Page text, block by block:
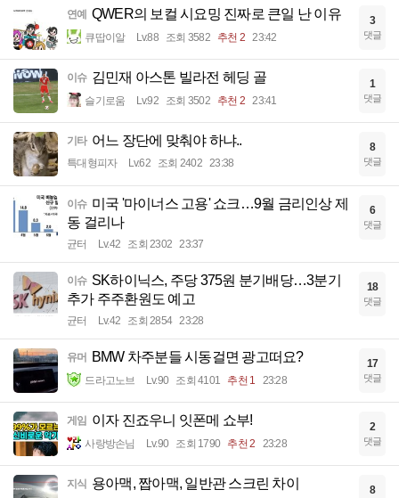
연예 QWER의 보컬 시요밍 진짜로 큰일 난 이유
큐땁이알 Lv.88 조회 3582 추천 2 23:42
3
댓글
이슈 김민재 아스톤 빌라전 헤딩 골
슬기로움 Lv.92 조회 3502 추천 2 23:41
1
댓글
기타 어느 장단에 맞춰야 하냐..
특대형피자 Lv.62 조회 2402 23:38
8
댓글
이슈 미국 '마이너스 고용' 쇼크…9월 금리인상 제
동 걸리나
균터 Lv.42 조회 2302 23:37
6
댓글
이슈 SK하이닉스, 주당 375원 분기배당…3분기
추가 주주환원도 예고
균터 Lv.42 조회 2854 23:28
18
댓글
유머 BMW 차주분들 시동걸면 광고떠요?
드라고노브 Lv.90 조회 4101 추천 1 23:28
17
댓글
게임 이자 진죠우니 잇폰메 쇼부!
사랑방손님 Lv.90 조회 1790 추천 2 23:28
2
댓글
지식 용아맥, 짭아맥, 일반관 스크린 차이 8